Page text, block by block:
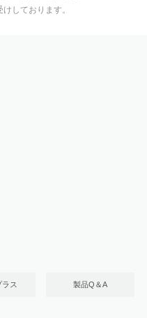
しております。
ラス 製品Q＆A